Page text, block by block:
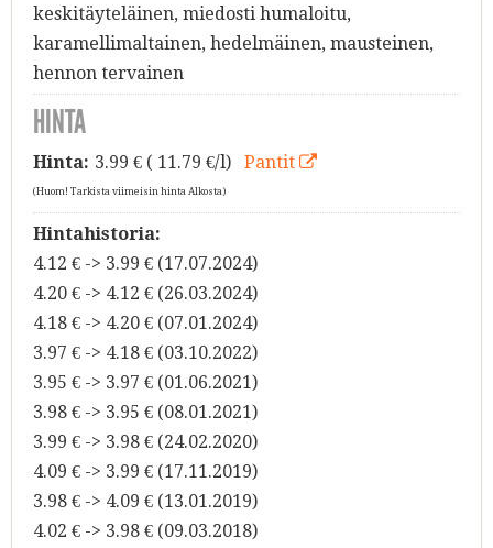
keskitäyteläinen, miedosti humaloitu,
karamellimaltainen, hedelmäinen, mausteinen,
hennon tervainen
HINTA
Hinta: 3.99 € ( 11.79 €/l) Pantit
(Huom! Tarkista viimeisin hinta Alkosta)
Hintahistoria:
4.12 € -> 3.99 € (17.07.2024)
4.20 € -> 4.12 € (26.03.2024)
4.18 € -> 4.20 € (07.01.2024)
3.97 € -> 4.18 € (03.10.2022)
3.95 € -> 3.97 € (01.06.2021)
3.98 € -> 3.95 € (08.01.2021)
3.99 € -> 3.98 € (24.02.2020)
4.09 € -> 3.99 € (17.11.2019)
3.98 € -> 4.09 € (13.01.2019)
4.02 € -> 3.98 € (09.03.2018)